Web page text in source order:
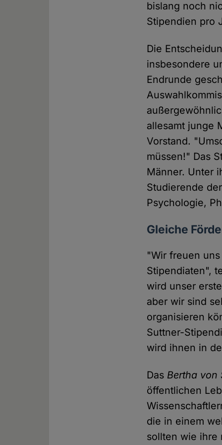
bislang noch
Stipendien pro
Die
insbesondere
Endrunde
allesamt junge
Vorstand.
müssen!" Das
Männer. Unter
Studierende
Psychologie,
Gleiche
"Wir freuen
Stipendiaten",
wird unser
aber wir sind
organisieren
Suttner-
wird ihnen in
Das Bertha von
öffentlichen
die in einem
sollten wie ihre